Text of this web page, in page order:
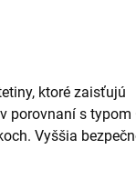
ktoré zaisťujú
porovnaní s typom
Vyššia